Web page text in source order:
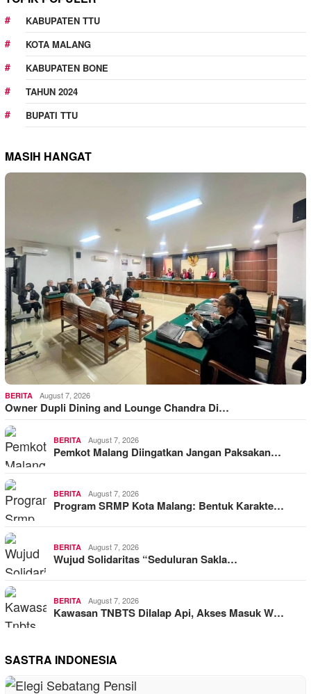
KABUPATEN TTU
KOTA MALANG
KABUPATEN BONE
TAHUN 2024
BUPATI TTU
MASIH HANGAT
BERITA August 7, 2026
Owner Dupli Dining and Lounge Chandra Di…
BERITA August 7, 2026
Pemkot Malang Diingatkan Jangan Paksakan…
BERITA August 7, 2026
Program SRMP Kota Malang: Bentuk Karakte…
BERITA August 7, 2026
Wujud Solidaritas “Seduluran Sakla…
BERITA August 7, 2026
Kawasan TNBTS Dilalap Api, Akses Masuk W…
SASTRA INDONESIA